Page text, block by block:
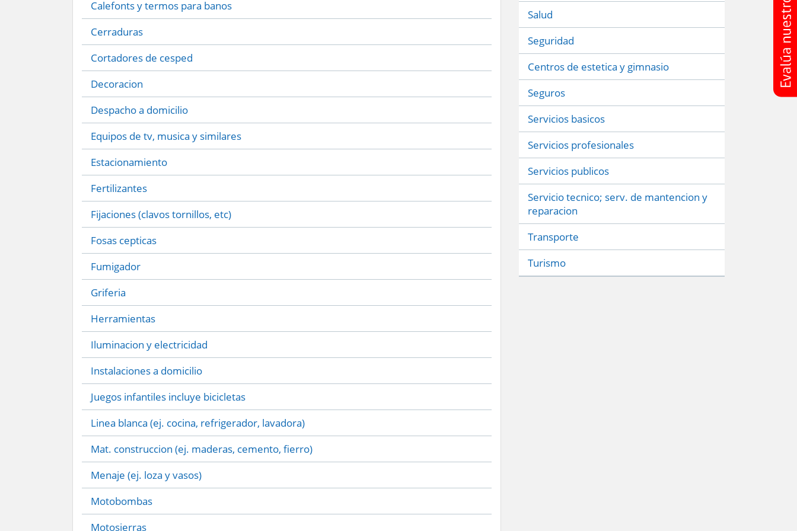
Calefonts y termos para banos
Cerraduras
Cortadores de cesped
Decoracion
Despacho a domicilio
Equipos de tv, musica y similares
Estacionamiento
Fertilizantes
Fijaciones (clavos tornillos, etc)
Fosas cepticas
Fumigador
Griferia
Herramientas
Iluminacion y electricidad
Instalaciones a domicilio
Juegos infantiles incluye bicicletas
Linea blanca (ej. cocina, refrigerador, lavadora)
Mat. construccion (ej. maderas, cemento, fierro)
Menaje (ej. loza y vasos)
Motobombas
Motosierras
Salud
Seguridad
Centros de estetica y gimnasio
Seguros
Servicios basicos
Servicios profesionales
Servicios publicos
Servicio tecnico; serv. de mantencion y
reparacion
Transporte
Turismo